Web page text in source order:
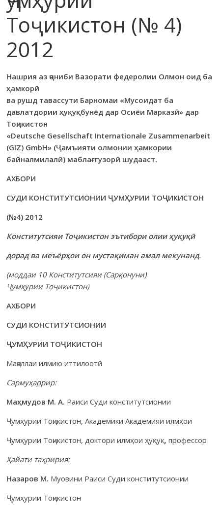
Тоҷикистон (№ 4)
2012
Нашрия аз ҷониби Вазорати федеролии Олмон оид ба
ҳамкорӣ
ва рушд тавассути Барномаи «Мусоидат ба
давлатдории ҳуқуқбунёд дар Осиёи Марказӣ» дар
Тоҷикистон
«Deutsche Gesellschaft Internationale Zusammenarbeit
(GIZ) GmbH» (Ҷамъияти олмонии ҳамкории
байналмилалӣ) маблағгузорӣ шудааст.
АХБОРИ
СУДИ КОНСТИТУТСИОНИИ ҶУМҲУРИИ ТОҶИКИСТОН
(№4) 2012
Конститутсияи Тоҷикистон эътибори олии ҳуқуқӣ
дорад ва меъёрҳои он мустақиман амал мекунанд.
(моддаи 10 Конститутсияи (Сарқонуни)
Ҷумҳурии Тоҷикистон)
АХБОРИ
СУДИ КОНСТИТУТСИОНИИ
ҶУМҲУРИИ ТОҶИКИСТОН
Маҷаллаи илмию иттилоотӣ
Сармуҳаррир:
Маҳмудов М. А. Раиси Суди конститутсионии
Ҷумҳурии Тоҷикистон, Академики Академияи илмҳои
Ҷумҳурии Тоҷикистон, доктори илмҳои ҳуқуқ, профессор
Ҳайати таҳририя:
Назаров М. Муовини Раиси Суди конститутсионии
Ҷумҳурии Тоҷикистон